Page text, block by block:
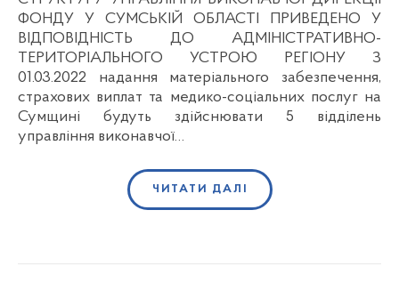
ФОНДУ У СУМСЬКІЙ ОБЛАСТІ ПРИВЕДЕНО У
ВІДПОВІДНІСТЬ ДО АДМІНІСТРАТИВНО-
ТЕРИТОРІАЛЬНОГО УСТРОЮ РЕГІОНУ З
01.03.2022 надання матеріального забезпечення,
страхових виплат та медико-соціальних послуг на
Сумщині будуть здійснювати 5 відділень
управління виконавчої…
ЧИТАТИ ДАЛІ